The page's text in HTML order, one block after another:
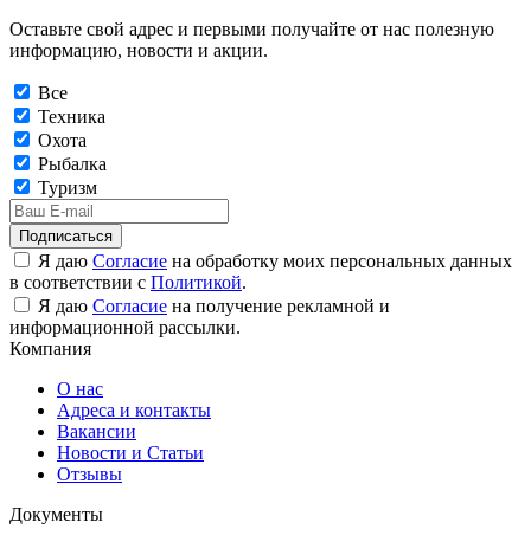
Оставьте свой адрес и первыми получайте от нас полезную
информацию, новости и акции.
Все
Техника
Охота
Рыбалка
Туризм
Подписаться
Я даю Согласие на обработку моих персональных данных
в соответствии с Политикой.
Я даю Согласие на получение рекламной и
информационной рассылки.
Компания
О нас
Адреса и контакты
Вакансии
Новости и Статьи
Отзывы
Документы